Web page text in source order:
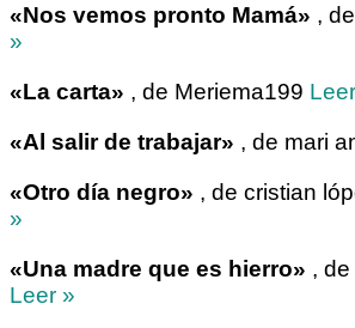
«Nos vemos pronto Mamá» ,
»
«La carta» , de Meriema199
«Al salir de trabajar» , de mari
«Otro día negro» , de cristian
»
«Una madre que es hierro» ,
Leer »